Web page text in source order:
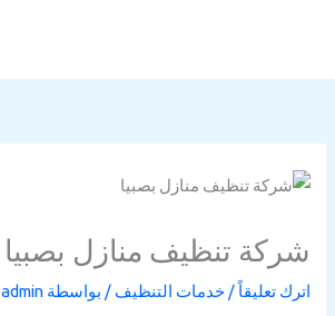
شركة تنظيف منازل بصبيا
اترك تعليقاً /خدمات التنظيف / بواسطة admin